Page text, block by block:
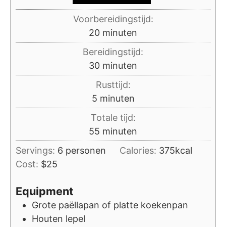
Voorbereidingstijd:
20minuten
minuten
Bereidingstijd:
30minuten
minuten
Rusttijd:
5minuten
minuten
Totale tijd:
55 minuten
minuten
Servings: 6 personen Calories: 375kcal
Cost: $25
Equipment
Grote paëllapan of platte koekenpan
Houten lepel